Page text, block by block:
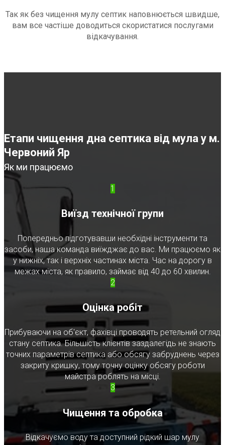
Так як без чищення мулу септик наповнюється швидше,
вам все частіше доводиться скористатися послугами
відкачування.
Етапи чищення дна септика від мула у м.
Червоний Яр
Як ми працюємо
1
Виїзд технічної групи
Попередньо підготувавши необхідні інструменти та
засоби, наша команда виїжджає до вас. Ми працюємо як
у нижніх, так і верхніх частинах міста. Час на дорогу в
межах міста, як правило, займає від 40 до 60 хвилин.
2
Оцінка робіт
Прибуваючи на об'єкт, фахівці проводять ретельний огляд
стану септика. Більшість клієнтів заздалегідь не знають
точних параметрів септика або обсягу забруднень через
закриту кришку, тому точну оцінку обсягу роботи
майстра роблять на місці.
3
Чищення та обробка
Відкачуємо воду та доступний рідкий шар мулу